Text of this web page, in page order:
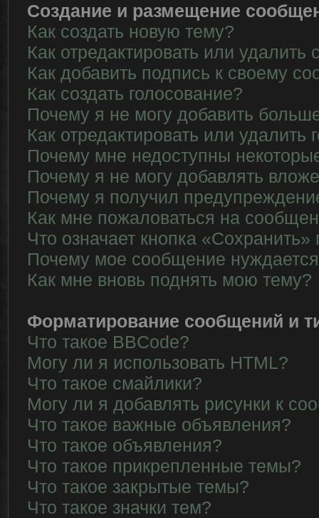
Создание и размещение
Как создать новую тему?
Как отредактировать или
Как добавить подпись к своему
Как создать голосование?
Почему я не могу добавить
Как отредактировать или удалить
Почему мне недоступны
Почему я не могу добавлять
Почему я получил
Как мне пожаловаться на
Что означает кнопка
Почему мое сообщение
Как мне вновь поднять мою тему?
Форматирование сообщений и
Что такое BBCode?
Могу ли я использовать HTML?
Что такое смайлики?
Могу ли я добавлять рисунки к
Что такое важные объявления?
Что такое объявления?
Что такое прикрепленные темы?
Что такое закрытые темы?
Что такое значки тем?